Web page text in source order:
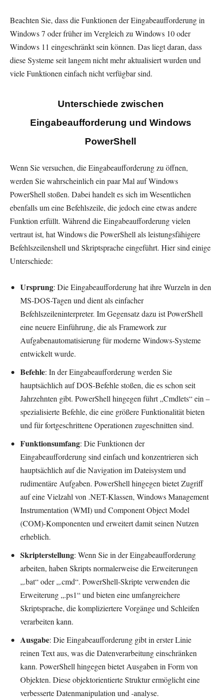
Beachten Sie, dass die Funktionen der Eingabeaufforderung in
Windows 7 oder früher im Vergleich zu Windows 10 oder
Windows 11 eingeschränkt sein können. Das liegt daran, dass
diese Systeme seit langem nicht mehr aktualisiert wurden und
viele Funktionen einfach nicht verfügbar sind.
Unterschiede zwischen
Eingabeaufforderung und Windows
PowerShell
Wenn Sie versuchen, die Eingabeaufforderung zu öffnen,
werden Sie wahrscheinlich ein paar Mal auf Windows
PowerShell stoßen. Dabei handelt es sich im Wesentlichen
ebenfalls um eine Befehlszeile, die jedoch eine etwas andere
Funktion erfüllt. Während die Eingabeaufforderung vielen
vertraut ist, hat Windows die PowerShell als leistungsfähigere
Befehlszeilenshell und Skriptsprache eingeführt. Hier sind einige
Unterschiede:
Ursprung: Die Eingabeaufforderung hat ihre Wurzeln in den
MS-DOS-Tagen und dient als einfacher
Befehlszeileninterpreter. Im Gegensatz dazu ist PowerShell
eine neuere Einführung, die als Framework zur
Aufgabenautomatisierung für moderne Windows-Systeme
entwickelt wurde.
Befehle: In der Eingabeaufforderung werden Sie
hauptsächlich auf DOS-Befehle stoßen, die es schon seit
Jahrzehnten gibt. PowerShell hingegen führt „Cmdlets“ ein –
spezialisierte Befehle, die eine größere Funktionalität bieten
und für fortgeschrittene Operationen zugeschnitten sind.
Funktionsumfang: Die Funktionen der
Eingabeaufforderung sind einfach und konzentrieren sich
hauptsächlich auf die Navigation im Dateisystem und
rudimentäre Aufgaben. PowerShell hingegen bietet Zugriff
auf eine Vielzahl von .NET-Klassen, Windows Management
Instrumentation (WMI) und Component Object Model
(COM)-Komponenten und erweitert damit seinen Nutzen
erheblich.
Skripterstellung: Wenn Sie in der Eingabeaufforderung
arbeiten, haben Skripts normalerweise die Erweiterungen
„.bat“ oder „.cmd“. PowerShell-Skripte verwenden die
Erweiterung „.ps1“ und bieten eine umfangreichere
Skriptsprache, die kompliziertere Vorgänge und Schleifen
verarbeiten kann.
Ausgabe: Die Eingabeaufforderung gibt in erster Linie
reinen Text aus, was die Datenverarbeitung einschränken
kann. PowerShell hingegen bietet Ausgaben in Form von
Objekten. Diese objektorientierte Struktur ermöglicht eine
verbesserte Datenmanipulation und -analyse.